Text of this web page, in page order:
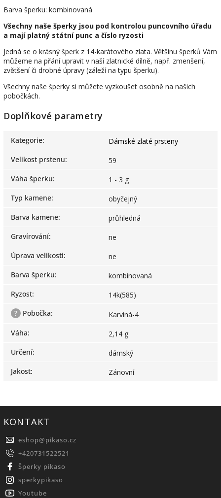
Barva šperku: kombinovaná
Všechny naše šperky jsou pod kontrolou puncovního úřadu
a mají platný státní punc a číslo ryzosti
Jedná se o krásný šperk z 14-karátového zlata. Většinu šperků Vám
můžeme na přání upravit v naší zlatnické dílně, např. zmenšení,
zvětšení či drobné úpravy (záleží na typu šperku).
Všechny naše šperky si můžete vyzkoušet osobně na našich
pobočkách.
Doplňkové parametry
Kategorie:
Dámské zlaté prsteny
Velikost prstenu:
59
Váha šperku:
1 - 3 g
Typ kamene:
obyčejný
Barva kamene:
průhledná
Gravírování:
ne
Úprava velikosti:
ne
Barva šperku:
kombinovaná
Ryzost:
14k(585)
?
Pobočka:
Karviná-4
Váha:
2,14 g
Určení:
dámský
Jakost: Zánovní
KONTAKT
eshop@pikaso.cz
+420731522521
Šperky pikaso
sperkypikaso
Youtube